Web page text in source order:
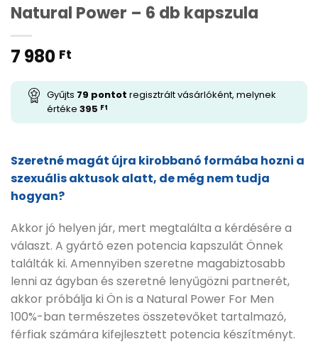
Natural Power – 6 db kapszula
7 980 Ft
Gyűjts 79 pontot regisztrált vásárlóként, melynek
értéke 395 Ft
Szeretné magát újra kirobbanó formába hozni a
szexuális aktusok alatt, de még nem tudja
hogyan?
Akkor jó helyen jár, mert megtalálta a kérdésére a
választ. A gyártó ezen potencia kapszulát Önnek
találták ki. Amennyiben szeretne magabiztosabb
lenni az ágyban és szeretné lenyűgözni partnerét,
akkor próbálja ki Ön is a Natural Power For Men
100%-ban természetes összetevőket tartalmazó,
férfiak számára kifejlesztett potencia készítményt.